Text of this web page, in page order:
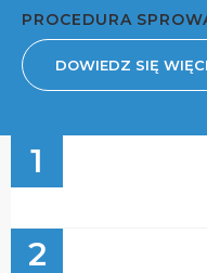
PROCEDURA
DOWIEDZ SIĘ
1
2